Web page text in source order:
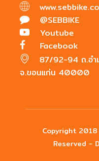
@SEBBIKE
Youtube
Facebook
87/92-94 ถ.อำ
จ.ขอนแก่น 40000
Copyright 2018
Reserved -